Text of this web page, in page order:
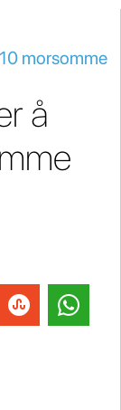
morsomme
å